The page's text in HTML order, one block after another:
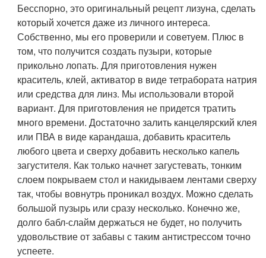
Бесспорно, это оригинальный рецепт лизуна, сделать
который хочется даже из личного интереса.
Собственно, мы его проверили и советуем. Плюс в
том, что получится создать пузыри, которые
прикольно лопать. Для приготовления нужен
краситель, клей, активатор в виде тетрабората натрия
или средства для линз. Мы использовали второй
вариант. Для приготовления не придется тратить
много времени. Достаточно залить канцелярский клея
или ПВА в виде карандаша, добавить краситель
любого цвета и сверху добавить несколько капель
загустителя. Как только начнет загустевать, тонким
слоем покрываем стол и накидываем лентами сверху
так, чтобы вовнутрь проникал воздух. Можно сделать
большой пузырь или сразу несколько. Конечно же,
долго бабл-слайм держаться не будет, но получить
удовольствие от забавы с таким антистрессом точно
успеете.